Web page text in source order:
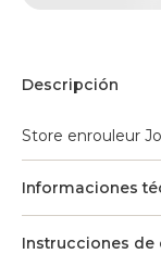
Descripción
Store enrouleur
Informaciones
Instrucciones de